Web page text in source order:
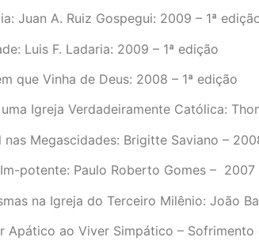
Juan A. Ruiz Gospegui: 2009 – 1ª
Luis F. Ladaria: 2009 – 1ª edição
que Vinha de Deus: 2008 – 1ª edição
Igreja Verdadeiramente Católica:
nas Megascidades: Brigitte Saviano –
potente: Paulo Roberto Gomes – 2007
na Igreja do Terceiro Milênio: João
Apático ao Viver Simpático –